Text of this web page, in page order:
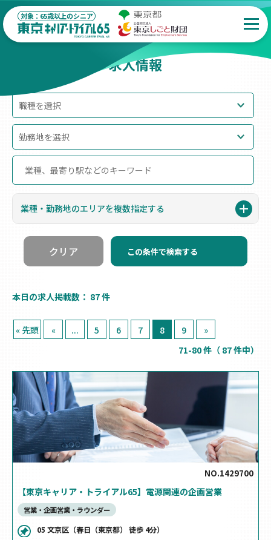
対象：65歳以上のシニア
求人情報
求人情報
業種‧勤務地のエリアを複数指定する
クリア
本日の求人掲載数： 87件
« 先頭 « ... 5 6 7 8 9
»
71-80 件（ 87 件中）
NO.1429700
【東京キャリア・トライアル65】電源関連の企画営業
営業・企画営業・ラウンダー
05 文京区（春日（東京都） 徒歩 4分）